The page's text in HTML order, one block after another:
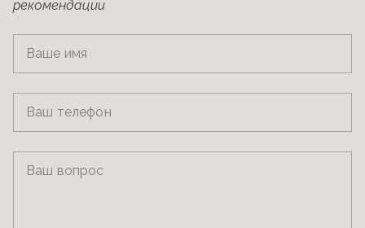
рекомендации
Ваше имя
Ваш телефон
Ваш вопрос